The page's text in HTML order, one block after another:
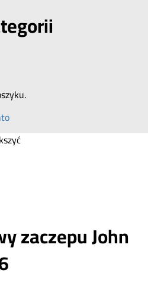
zaczepu John